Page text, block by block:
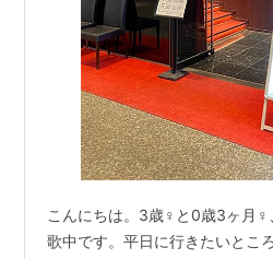
こんにちは。3歳♀と0歳3ヶ月♀
歌中です。平日に行きたいとこ